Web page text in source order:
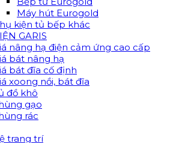
Máy hút Eurogold
kiện tủ bếp khác
GARIS
nâng hạ điện cảm ứng cao cấp
bát nâng hạ
bát đĩa cố định
xoong nồi, bát đĩa
đồ khô
gạo
rác
trang trí